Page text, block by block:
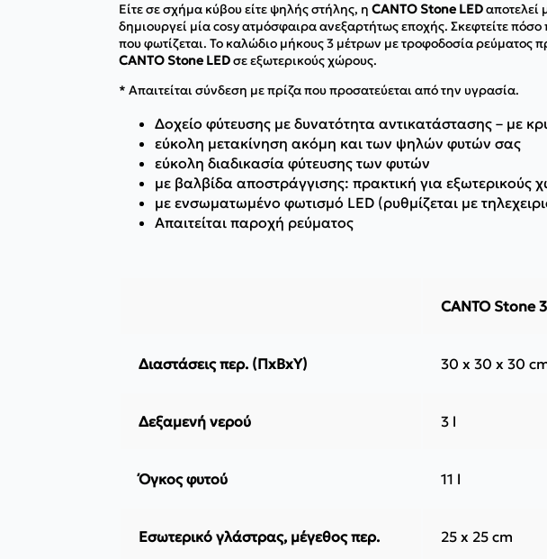
Είτε σε σχήμα κύβου είτε ψηλής στήλης, η CANTO Stone LED
δημιουργεί μία cosy ατμόσφαιρα ανεξαρτήτως εποχής. Σκεφτείτε πόσο
που φωτίζεται. Το καλώδιο μήκους 3 μέτρων με τροφοδοσία ρεύματος
CANTO Stone LEDσε εξωτερικούς χώρους.
* Απαιτείται σύνδεση με πρίζα που προσατεύεται από την υγρασία.
Δοχείο φύτευσης με δυνατότητα αντικατάστασης – με
εύκολη μετακίνηση ακόμη και των ψηλών φυτών σας
εύκολη διαδικασία φύτευσης των φυτών
με βαλβίδα αποστράγγισης: πρακτική για εξωτερικούς
με ενσωματωμένο φωτισμό LED (ρυθμίζεται με
Απαιτείται παροχή ρεύματος
CANTO Stone
Διαστάσεις περ. (ΠxΒxΥ) 30 x 30 x 30
Δεξαμενή νερού 3 l
Όγκος φυτού 11 l
Εσωτερικό γλάστρας, μέγεθος περ. 25 x 25 cm